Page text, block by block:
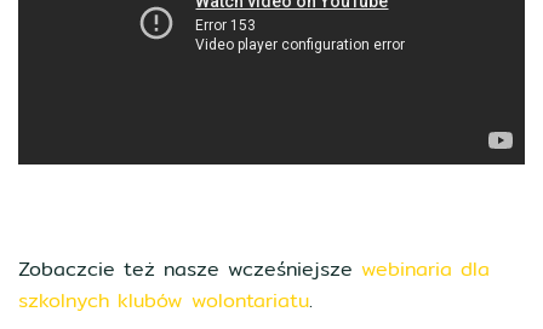
Zobaczcie też nasze wcześniejsze webinaria dla
szkolnych klubów wolontariatu.